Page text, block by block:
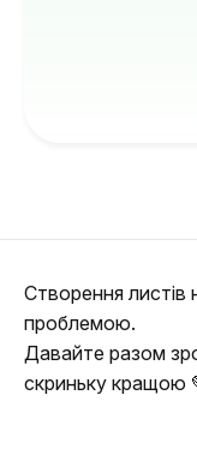
Створення листів
проблемою.
Давайте разом
скриньку кращою